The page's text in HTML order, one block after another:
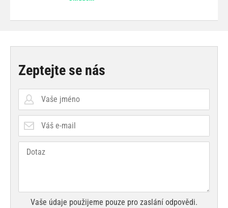
Zeptejte se nás
Vaše údaje použijeme pouze pro zaslání odpovědi.